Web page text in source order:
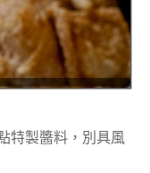
特製醬料，別具風